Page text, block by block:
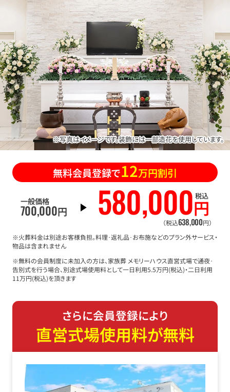
※写真はイメージです。装飾には一部造花を使用しています。
無料会員登録で12万円割引
一般価格
700,000円 580,000円
税込
（税込638,000円）
※火葬料金は別途お客様負担。料理･返礼品･お布施などのプラン外サービス・
物品は含まれません
※無料の会員制度に未加入の方は、家族葬 メモリーハウス直営式場で通夜･
告別式を行う場合、別途式場使用料として一日利用5.5万円(税込)・二日利用
11万円(税込)を頂きます
さらに会員登録により
直営式場使用料が無料